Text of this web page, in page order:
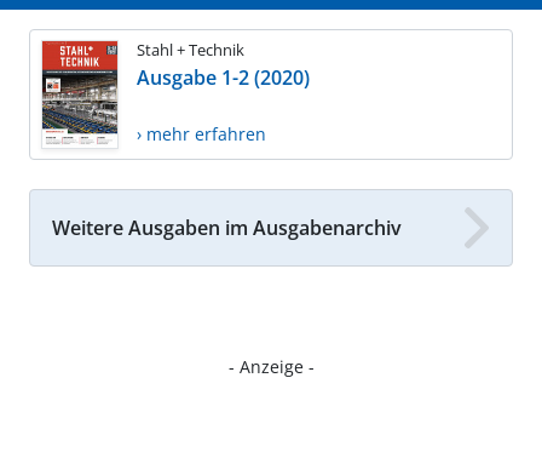
Stahl + Technik
Ausgabe 1-2 (2020)
› mehr erfahren
Weitere Ausgaben im Ausgabenarchiv
- Anzeige -